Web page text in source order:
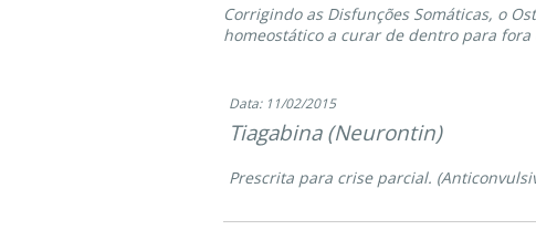
Corrigindo as Disfunções Somáticas, o
homeostático a curar de dentro para fora
Data: 11/02/2015
Tiagabina (Neurontin)
Prescrita para crise parcial.